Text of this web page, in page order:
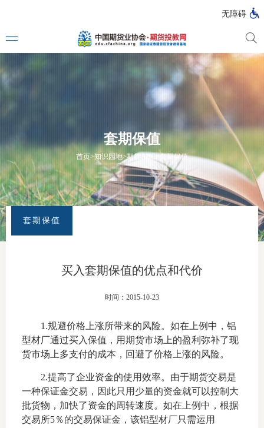
无障碍
一周大
投教大
视频动
风险案
期货
套期保值
首页>知识园地>期货ABC > 套期保值
套期保值
买入套期保值的优点和代价
时间：2015-10-23
1.规避价格上涨所带来的风险。如在上例中，铝
型材厂通过买入保值，用期货市场上的盈利弥补了现
货市场上多支付的成本，回避了价格上涨的风险。
2.提高了企业资金的使用效率。由于期货交易是
一种保证金交易，因此只用少量的资金就可以控制大
批货物，加快了资金的周转速度。如在上例中，根据
交易所5％的交易保证金，该铝型材厂只需运用